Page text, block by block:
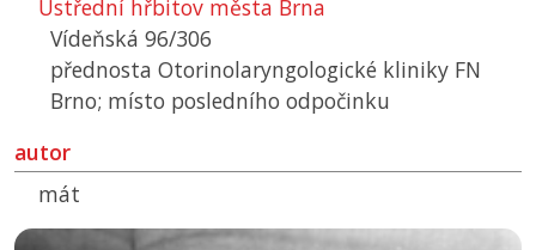
Ústřední hřbitov města Brna
Vídeňská 96/306
přednosta Otorinolaryngologické kliniky FN
Brno; místo posledního odpočinku
autor
mát